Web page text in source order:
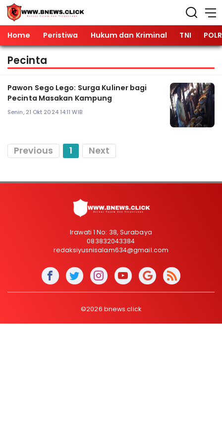
Home Peristiwa Hukum dan Kriminal TNI
Pecinta
Pawon Sego Lego: Surga Kuliner bagi
Pecinta Masakan Kampung
Senin, 21 Okt 2024 14:11 WIB
Previous 1 Next
Irawati 1 No: 38, Surabaya
083832043384
redaksiyusnisalam634@gmail.com
©2026 bnews.click